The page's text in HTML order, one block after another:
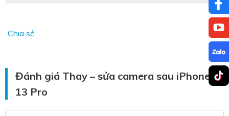
Chia sẻ
Đánh giá Thay – sửa camera sau iPhone
13 Pro